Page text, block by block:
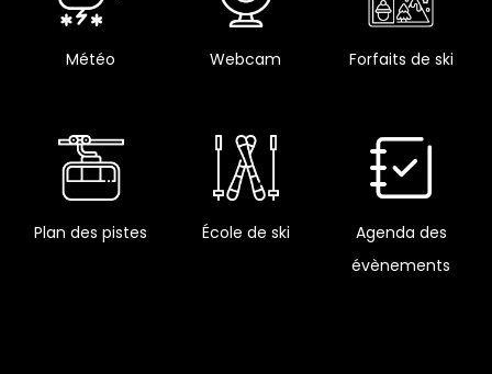
Météo Webcam Forfaits de ski
Plan des pistes École de ski
Agenda des
évènements